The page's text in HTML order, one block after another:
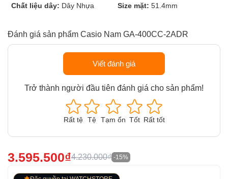
Chất liệu dây: Dây Nhựa Size mặt: 51.4mm
Đánh giá sản phẩm Casio Nam GA-400CC-2ADR
Viết đánh giá
Trở thành người đầu tiên đánh giá cho sản phẩm!
Rất tệ Tệ Tạm ổn Tốt Rất tốt
3.595.500₫4.230.000₫ -15%